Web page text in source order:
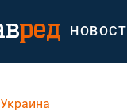
Украина